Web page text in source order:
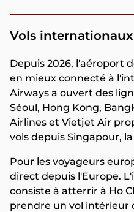
Vols
Depuis 2026, l'aéroport
en mieux connecté à
Airways a ouvert des
Séoul, Hong Kong,
Airlines et Vietjet Air
vols depuis Singapour,
Pour les voyageurs
direct depuis l'Europe.
consiste à atterrir à Ho
prendre un vol intérieur